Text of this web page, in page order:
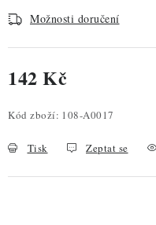
Možnosti doručení
142 Kč
Kód zboží: 108-A0017
Tisk Zeptat se